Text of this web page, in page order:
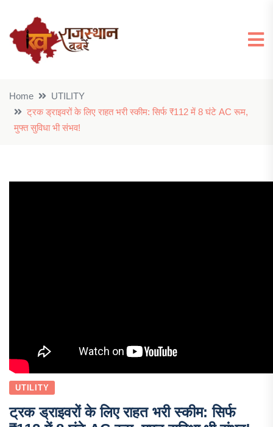
Home
UTILITY
ट्रक ड्राइवरों के लिए राहत भरी स्कीम: सिर्फ ₹112 में 8 घंटे AC रूम,
मुफ्त सुविधा भी संभव!
UTILITY
ट्रक ड्राइवरों के लिए राहत भरी स्कीम: सिर्फ